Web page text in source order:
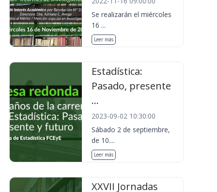
Se realizarán el miércoles
16 ...
Leer más
Estadística:
Pasado, presente
...
2023-09-02 10:30:00
Sábado 2 de septiembre,
de 10....
Leer más
XXVII Jornadas